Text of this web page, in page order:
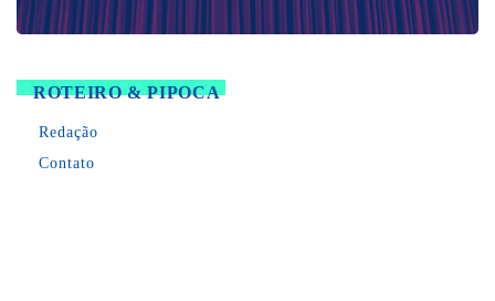
ROTEIRO & PIPOCA
Redação
Contato